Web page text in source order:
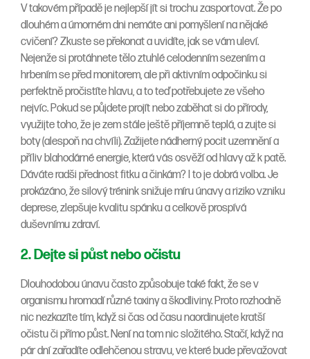
V takovém případě je nejlepší jít si trochu zasportovat. Že po
dlouhém a úmorném dni nemáte ani pomyšlení na nějaké
cvičení? Zkuste se překonat a uvidíte, jak se vám uleví.
Nejenže si protáhnete tělo ztuhlé celodenním sezením a
hrbením se před monitorem, ale při aktivním odpočinku si
perfektně pročistíte hlavu, a to teď potřebujete ze všeho
nejvíc. Pokud se půjdete projít nebo zaběhat si do přírody,
využijte toho, že je zem stále ještě příjemně teplá, a zujte si
boty (alespoň na chvíli). Zažijete nádherný pocit uzemnění a
příliv blahodárné energie, která vás osvěží od hlavy až k patě.
Dáváte radši přednost fitku a činkám? I to je dobrá volba. Je
prokázáno, že silový trénink snižuje míru únavy a riziko vzniku
deprese, zlepšuje kvalitu spánku a celkově prospívá
duševnímu zdraví.
2. Dejte si půst nebo očistu
Dlouhodobou únavu často způsobuje také fakt, že se v
organismu hromadí různé toxiny a škodliviny. Proto rozhodně
nic nezkazíte tím, když si čas od času naordinujete kratší
očistu či přímo půst. Není na tom nic složitého. Stačí, když na
pár dní zařadíte odlehčenou stravu, ve které bude převažovat